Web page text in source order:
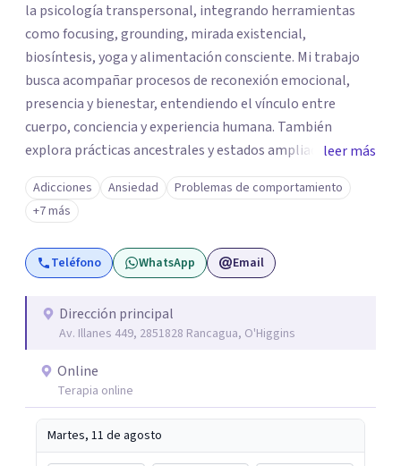
la psicología transpersonal, integrando herramientas
como focusing, grounding, mirada existencial,
biosíntesis, yoga y alimentación consciente. Mi trabajo
busca acompañar procesos de reconexión emocional,
presencia y bienestar, entendiendo el vínculo entre
cuerpo, conciencia y experiencia humana. También
explora prácticas ancestrales y estados ampliados de
conciencia como caminos de introspección,
resignificación emocional y crecimiento personal. Se
caracteriza por crear espacios cálidos y humanos,
orientados a la autenticidad, la escucha y el desarrollo de
una relación más consciente con uno mismo y con la vida.
leer más
Adicciones Ansiedad
Problemas de comportamiento
+7 más
Teléfono WhatsApp Email
Dirección principal
Av. Illanes 449, 2851828 Rancagua, O'Higgins
Online
Terapia online
Martes, 11 de agosto